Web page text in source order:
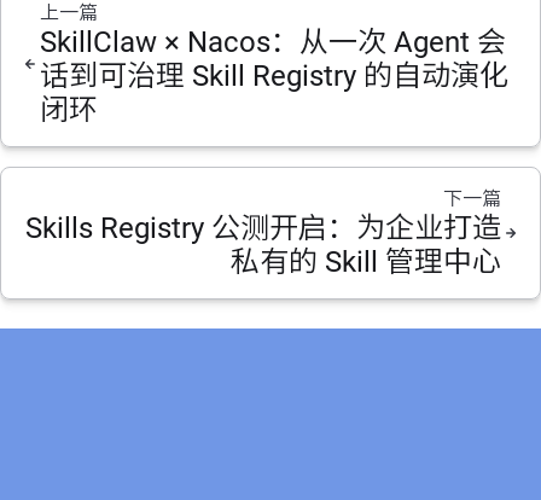
上一篇
SkillClaw × Nacos：从一次 Agent 会
话到可治理 Skill Registry 的自动演化
闭环
下一篇
Skills Registry 公测开启：为企业打造
私有的 Skill 管理中心